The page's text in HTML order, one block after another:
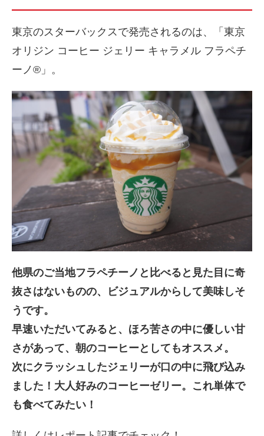
東京のスターバックスで発売されるのは、「東京
オリジン コーヒー ジェリー キャラメル フラペチ
ーノ®」。
他県のご当地フラペチーノと比べると見た目に奇
抜さはないものの、ビジュアルからして美味しそ
うです。
早速いただいてみると、ほろ苦さの中に優しい甘
さがあって、朝のコーヒーとしてもオススメ。
次にクラッシュしたジェリーが口の中に飛び込み
ました！大人好みのコーヒーゼリー。これ単体で
も食べてみたい！